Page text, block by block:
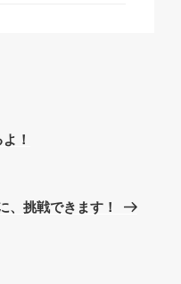
！
、挑戦できます！